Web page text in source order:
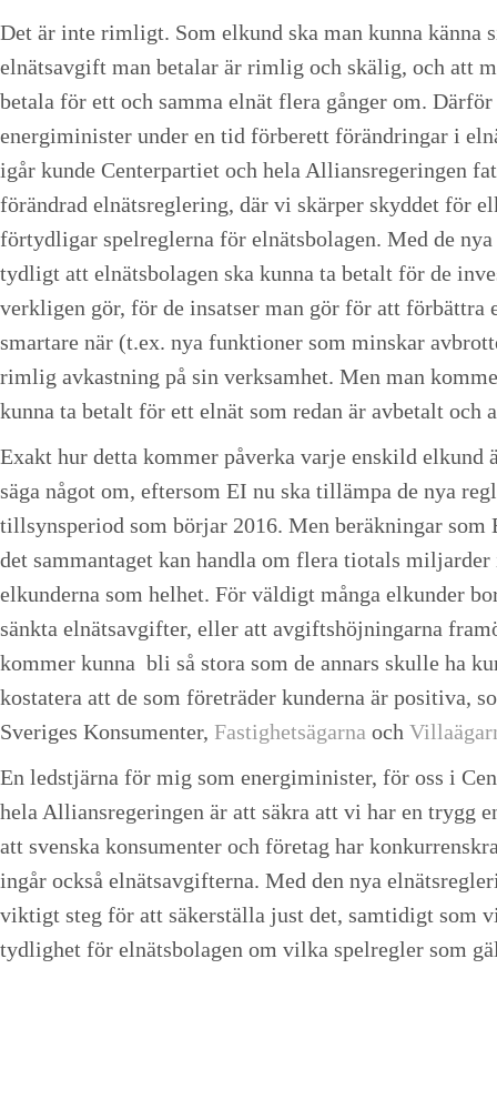
Det är inte rimligt. Som elkund ska man kunna känna
elnätsavgift man betalar är rimlig och skälig, och att
betala för ett och samma elnät flera gånger om.
energiminister under en tid förberett förändringar i
igår kunde Centerpartiet och hela Alliansregeringen
förändrad elnätsreglering, där vi skärper skyddet för
förtydligar spelreglerna för elnätsbolagen. Med de
tydligt att elnätsbolagen ska kunna ta betalt för de
verkligen gör, för de insatser man gör för att förbättra
smartare när (t.ex. nya funktioner som minskar
rimlig avkastning på sin verksamhet. Men man
kunna ta betalt för ett elnät som redan är avbetalt och
Exakt hur detta kommer påverka varje enskild elkund
säga något om, eftersom EI nu ska tillämpa de nya
tillsynsperiod som börjar 2016. Men beräkningar som
det sammantaget kan handla om flera tiotals
elkunderna som helhet. För väldigt många elkunder
sänkta elnätsavgifter, eller att avgiftshöjningarna
kommer kunna bli så stora som de annars skulle ha
kostatera att de som företräder kunderna är positiva,
Sveriges Konsumenter, Fastighetsägarna och
En ledstjärna för mig som energiminister, för oss i
hela Alliansregeringen är att säkra att vi har en trygg
att svenska konsumenter och företag har
ingår också elnätsavgifterna. Med den nya
viktigt steg för att säkerställa just det, samtidigt som
tydlighet för elnätsbolagen om vilka spelregler som